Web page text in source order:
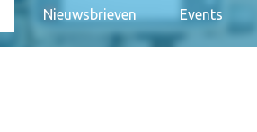
Nieuwsbrieven Events